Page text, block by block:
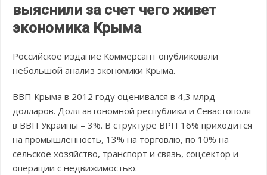
выяснили за счет чего живет
экономика Крыма
Российское издание Коммерсант опубликовали
небольшой анализ экономики Крыма.
ВВП Крыма в 2012 году оценивался в 4,3 млрд
долларов. Доля автономной республики и Севастополя
в ВВП Украины – 3%. В структуре ВРП 16% приходится
на промышленность, 13% на торговлю, по 10% на
сельское хозяйство, транспорт и связь, соцсектор и
операции с недвижимостью.